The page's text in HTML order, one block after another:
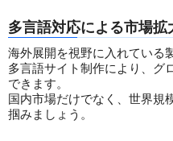
多言語対応による市場拡
海外展開を視野に入れている
多言語サイト制作により、グ
できます。
国内市場だけでなく、世界規
掴みましょう。